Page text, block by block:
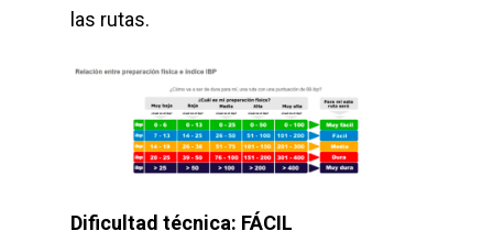
las rutas.
Dificultad técnica: FÁCIL